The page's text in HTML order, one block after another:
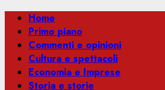
Menu
principale
Home
Primo piano
Commenti e opinioni
Cultura e spettacoli
Economia e Imprese
Storia e storie